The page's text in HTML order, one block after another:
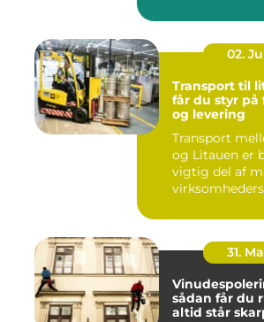
02.
Transport til
får du styr på
og levering
Transport
og Litauen er
vigtig del af
31.
sådan får du
altid står